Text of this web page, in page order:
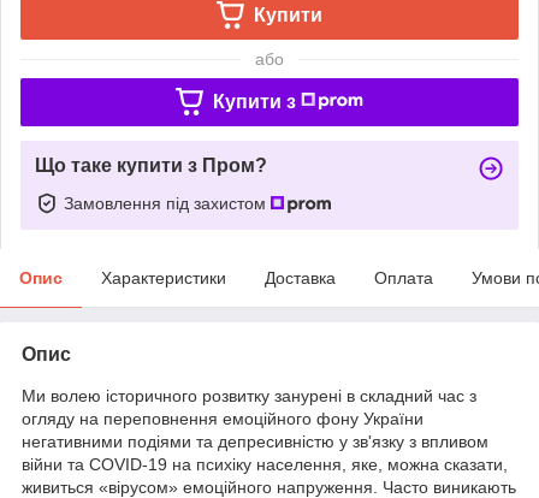
Купити
або
Купити з
Що таке купити з Пром?
Замовлення під захистом
Опис Характеристики Доставка Оплата Умови
Опис
Ми волею історичного розвитку занурені в складний час з
огляду на переповнення емоційного фону України
негативними подіями та депресивністю у зв'язку з впливом
війни та COVID-19 на психіку населення, яке, можна сказати,
живиться «вірусом» емоційного напруження. Часто виникають